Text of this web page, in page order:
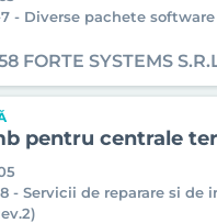
- Diverse pachete
FORTE SYSTEMS
pentru centrale
- Servicii de reparare si de